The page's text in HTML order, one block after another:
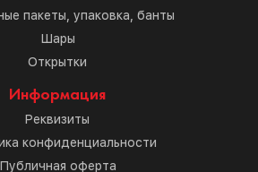
пакеты, упаковка, банты
Шары
Открытки
Информация
Реквизиты
конфиденциальности
Публичная оферта